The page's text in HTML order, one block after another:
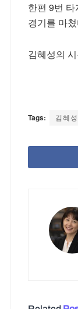
한편 9번
경기를 마
김혜성의
Tags: 김혜성